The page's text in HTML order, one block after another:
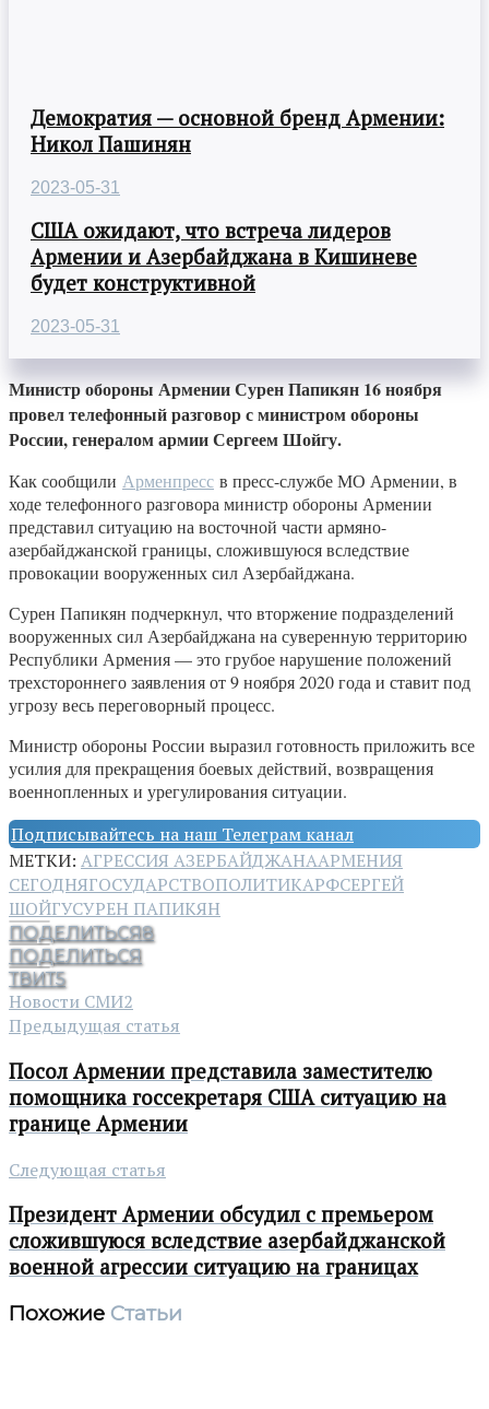
Демократия — основной бренд Армении:
Никол Пашинян
2023-05-31
США ожидают, что встреча лидеров
Армении и Азербайджана в Кишиневе
будет конструктивной
2023-05-31
Министр обороны Армении Сурен Папикян 16 ноября
провел телефонный разговор с министром обороны
России, генералом армии Сергеем Шойгу.
Как сообщили Арменпресс в пресс-службе МО Армении, в
ходе телефонного разговора министр обороны Армении
представил ситуацию на восточной части армяно-
азербайджанской границы, сложившуюся вследствие
провокации вооруженных сил Азербайджана.
Сурен Папикян подчеркнул, что вторжение подразделений
вооруженных сил Азербайджана на суверенную территорию
Республики Армения — это грубое нарушение положений
трехстороннего заявления от 9 ноября 2020 года и ставит под
угрозу весь переговорный процесс.
Министр обороны России выразил готовность приложить все
усилия для прекращения боевых действий, возвращения
военнопленных и урегулирования ситуации.
Подписывайтесь на наш Телеграм канал
МЕТКИ: АГРЕССИЯ АЗЕРБАЙДЖАНААРМЕНИЯ
СЕГОДНЯГОСУДАРСТВОПОЛИТИКАРФСЕРГЕЙ
ШОЙГУСУРЕН ПАПИКЯН
ПОДЕЛИТЬСЯ8
ПОДЕЛИТЬСЯ
ТВИТ5
Новости СМИ2
Предыдущая статья
Посол Армении представила заместителю
помощника госсекретаря США ситуацию на
границе Армении
Следующая статья
Президент Армении обсудил с премьером
сложившуюся вследствие азербайджанской
военной агрессии ситуацию на границах
Похожие Статьи